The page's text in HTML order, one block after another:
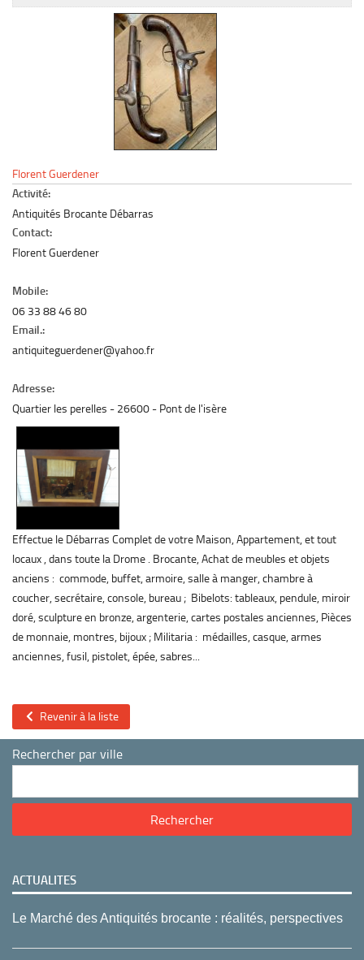
Le marché du mobilier d’occasion
Florent Guerdener
Activité:
Antiquités Brocante Débarras
Contact:
Florent Guerdener
Mobile:
06 33 88 46 80
Email.:
antiquiteguerdener@yahoo.fr
Adresse:
Quartier les perelles 26600 Pont de l'isère
Effectue le Débarras Complet de votre Maison, Appartement, et tout
locaux , dans toute la Drome . Brocante, Achat de meubles et objets
anciens : commode, buffet, armoire, salle à manger, chambre à
coucher, secrétaire, console, bureau ; Bibelots: tableaux, pendule, miroir
doré, sculpture en bronze, argenterie, cartes postales anciennes, Pièces
de monnaie, montres, bijoux ; Militaria : médailles, casque, armes
anciennes, fusil, pistolet, épée, sabres...
Revenir à la liste
Rechercher par ville
ACTUALITES
Le Marché des Antiquités brocante : réalités, perspectives